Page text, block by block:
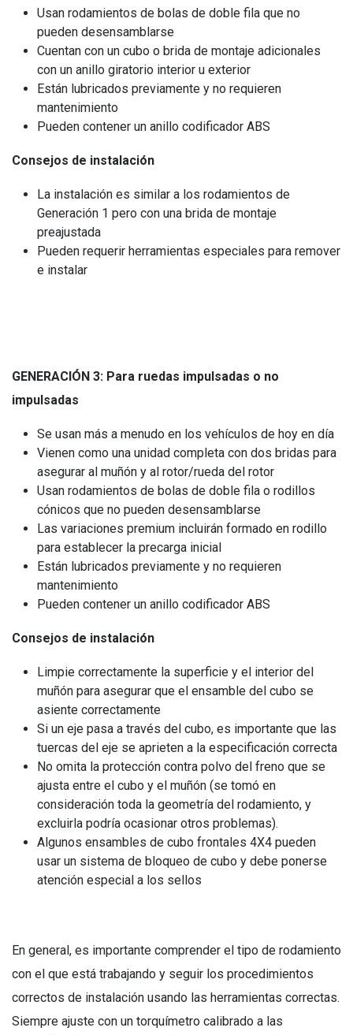
Usan rodamientos de bolas de doble fila que no
pueden desensamblarse
Cuentan con un cubo o brida de montaje adicionales
con un anillo giratorio interior u exterior
Están lubricados previamente y no requieren
mantenimiento
Pueden contener un anillo codificador ABS
Consejos de instalación
La instalación es similar a los rodamientos de
Generación 1 pero con una brida de montaje
preajustada
Pueden requerir herramientas especiales para remover
e instalar
GENERACIÓN 3: Para ruedas impulsadas o no
impulsadas
Se usan más a menudo en los vehículos de hoy en día
Vienen como una unidad completa con dos bridas para
asegurar al muñón y al rotor/rueda del rotor
Usan rodamientos de bolas de doble fila o rodillos
cónicos que no pueden desensamblarse
Las variaciones premium incluirán formado en rodillo
para establecer la precarga inicial
Están lubricados previamente y no requieren
mantenimiento
Pueden contener un anillo codificador ABS
Consejos de instalación
Limpie correctamente la superficie y el interior del
muñón para asegurar que el ensamble del cubo se
asiente correctamente
Si un eje pasa a través del cubo, es importante que las
tuercas del eje se aprieten a la especificación correcta
No omita la protección contra polvo del freno que se
ajusta entre el cubo y el muñón (se tomó en
consideración toda la geometría del rodamiento, y
excluirla podría ocasionar otros problemas).
Algunos ensambles de cubo frontales 4X4 pueden
usar un sistema de bloqueo de cubo y debe ponerse
atención especial a los sellos
En general, es importante comprender el tipo de rodamiento
con el que está trabajando y seguir los procedimientos
correctos de instalación usando las herramientas correctas.
Siempre ajuste con un torquímetro calibrado a las